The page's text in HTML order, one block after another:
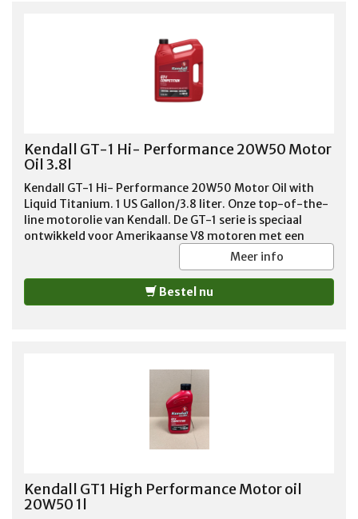
Kendall GT-1 Hi- Performance 20W50 Motor
Oil 3.8l
Kendall GT-1 Hi- Performance 20W50 Motor Oil with
Liquid Titanium. 1 US Gallon/3.8 liter. Onze top-of-the-
line motorolie van Kendall. De GT-1 serie is speciaal
ontwikkeld voor Amerikaanse V8 motoren met een
zwaardere belasting of groter vermogen. De speciale
toevoegingen, zoals onder meer een verhoogd zink
gehalte, garandeert motorsmering onder zware
bedrijfsomstandigheden. Overigens adviseren wij deze
Meer info
Bestel nu
Kendall GT1 High Performance Motor oil
20W50 1l